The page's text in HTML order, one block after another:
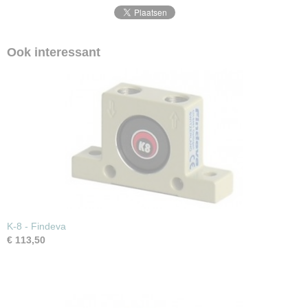
Ook interessant
K-8 - Findeva
€ 113,50